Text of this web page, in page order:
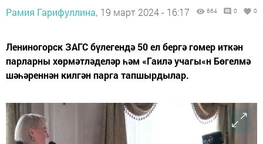
Рамия Гарифуллина, 19 март 2024 - 16:17 664 0 0
Лениногорск ЗАГС бүлегендә 50 ел бергә гомер иткән
парларны хөрмәтләделәр һәм «Гаилә учагы«н Бөгелмә
шәһәреннән килгән парга тапшырдылар.